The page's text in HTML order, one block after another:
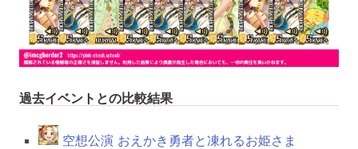
過去イベントとの比較結果
空想公演 おえかき勇者と凍れるお姫さま